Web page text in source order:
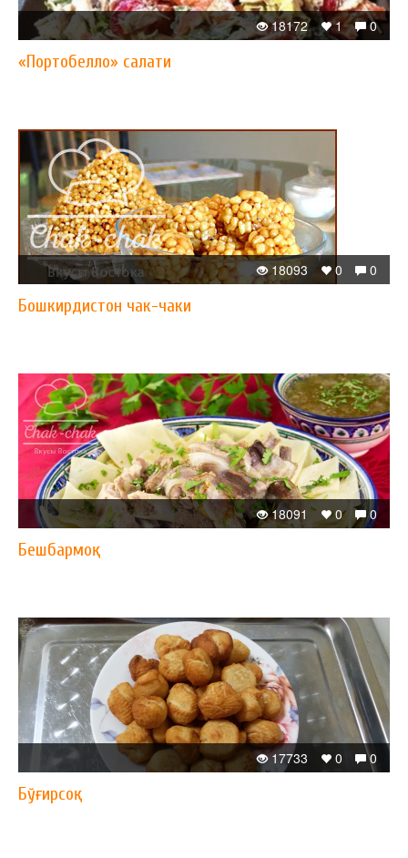
0
1
18172
«Портобелло» салати
0
0
18093
Бошкирдистон чак-чаки
0
0
18091
Бешбармоқ
0
0
17733
Бўғирсоқ